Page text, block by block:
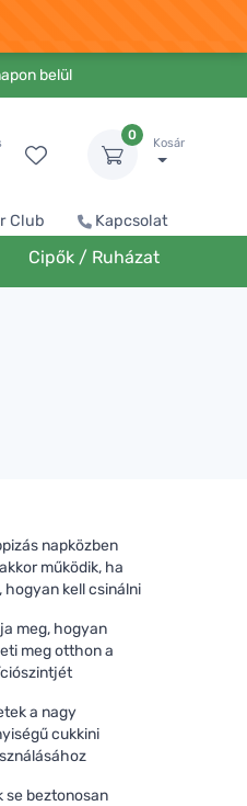
belül
0
Kosár
Club Kapcsolat
Cipők / Ruházat
napközben
működik, ha
hogyan kell csinálni
meg, hogyan
meg otthon a
a nagy
cukkini
se beztonosan